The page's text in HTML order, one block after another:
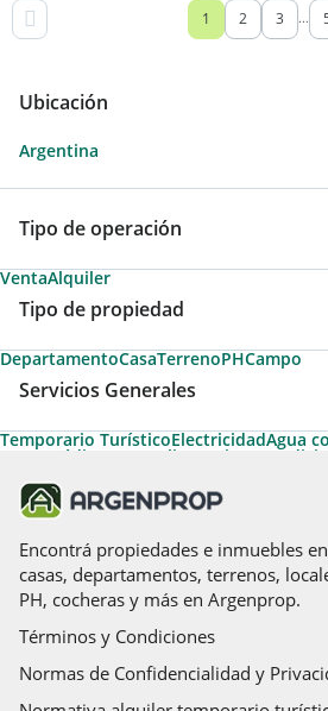
1 2 3 ...
Ubicación
Argentina
Tipo de operación
VentaAlquiler
Tipo de propiedad
DepartamentoCasaTerrenoPHCampo
Servicios Generales
Temporario TurísticoElectricidadAgua
Apto Crédito Agua caliente Aire
Parrilla
Encontrá propiedades e inmuebles
casas, departamentos, terrenos,
PH, cocheras y más en Argenprop.
Términos y Condiciones
Normas de Confidencialidad y